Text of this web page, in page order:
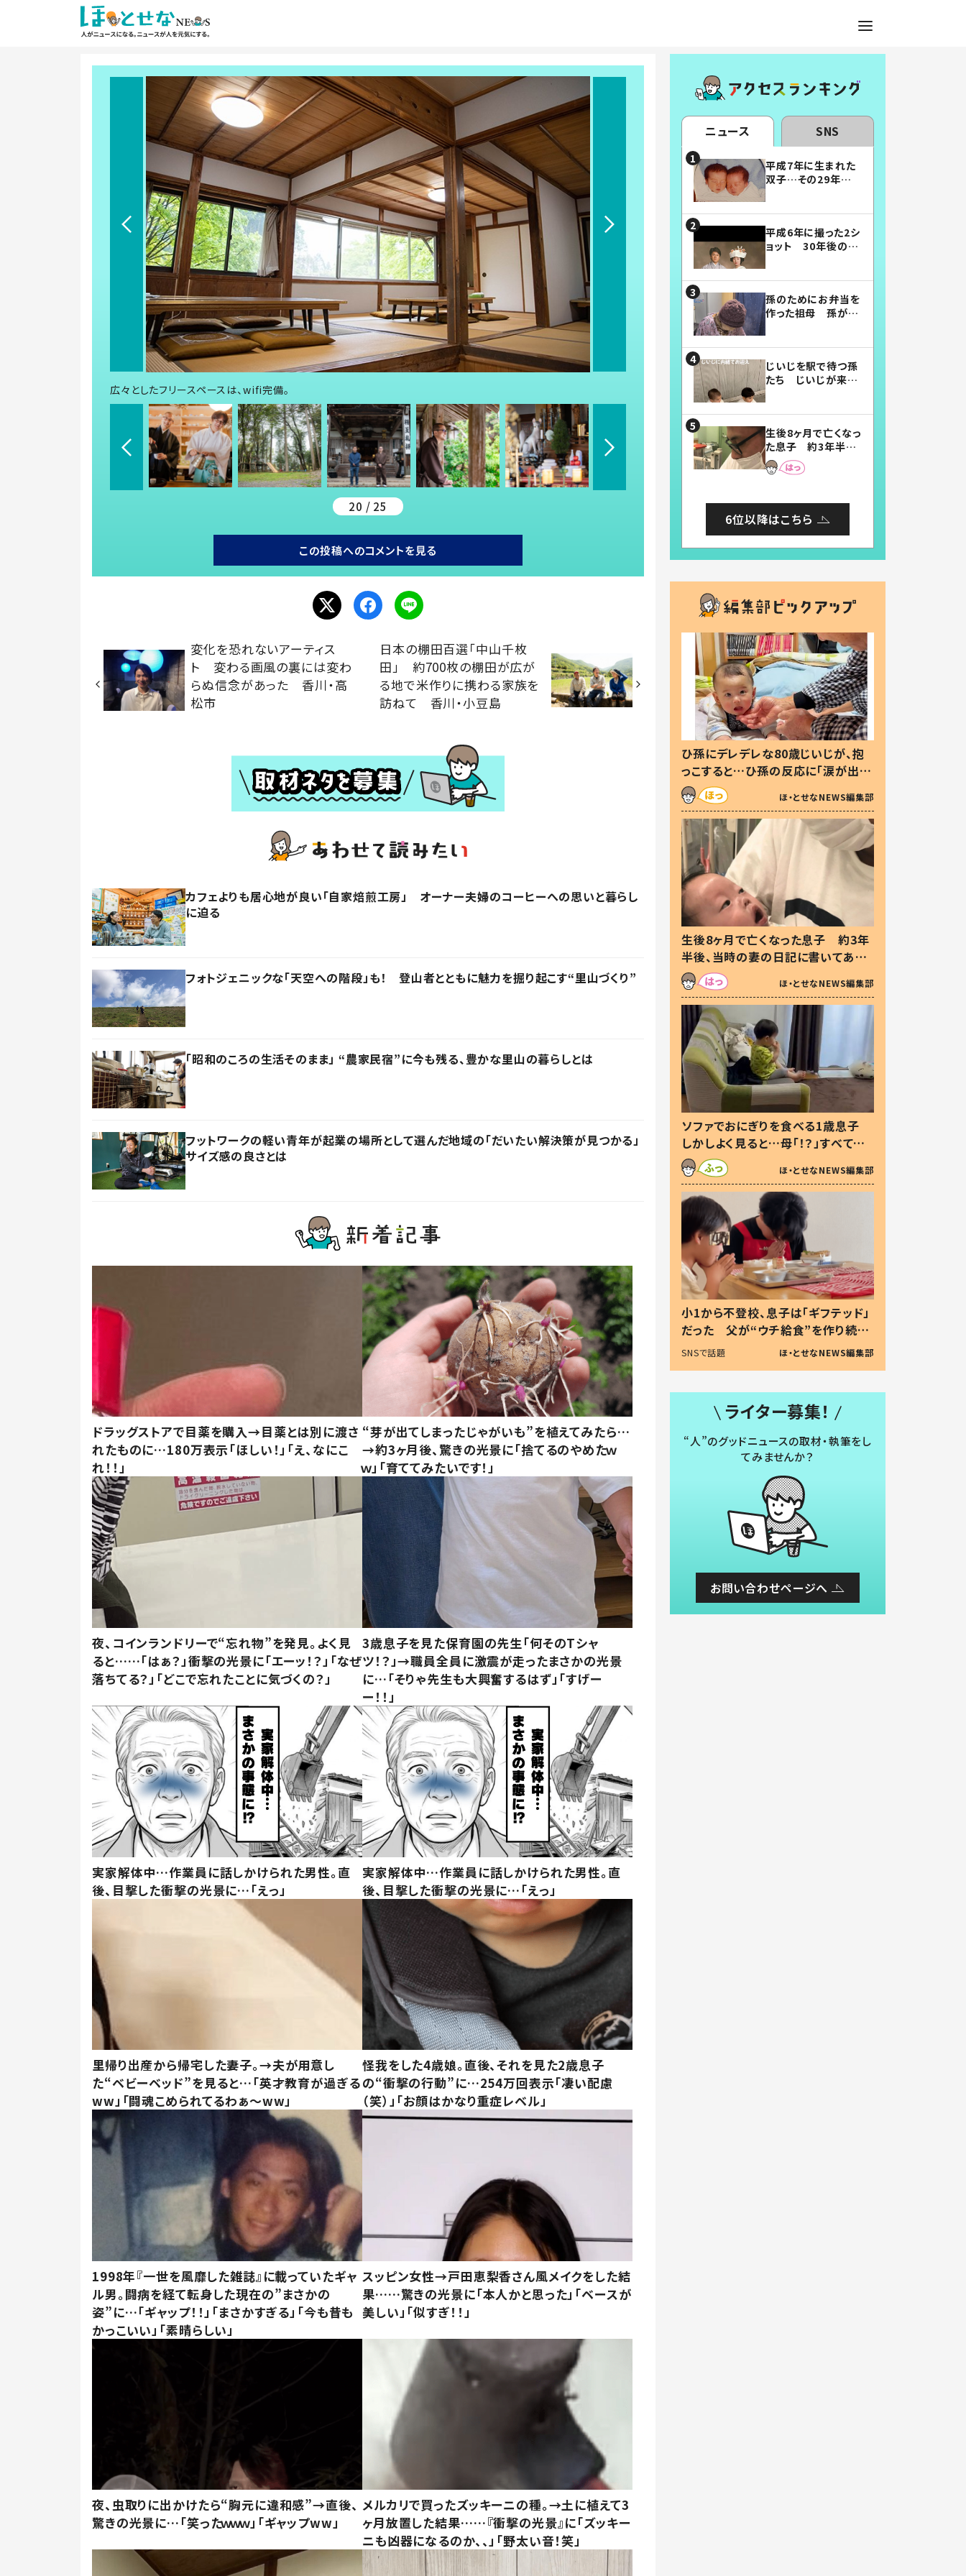
広々としたフリースペースは、wifi完備。
20 / 25
この投稿へのコメントを見る
変化を恐れないアーティス
ト 変わる画風の裏には変わ
らぬ信念があった 香川・高
松市
日本の棚田百選「中山千枚
田」 約700枚の棚田が広が
る地で米作りに携わる家族を
訪ねて 香川・小豆島
カフェよりも居心地が良い「自家焙煎工房」 オーナー夫婦のコーヒーへの思いと暮らし
に迫る
フォトジェニックな「天空への階段」も！ 登山者とともに魅力を掘り起こす“里山づくり”
「昭和のころの生活そのまま」 “農家民宿”に今も残る、豊かな里山の暮らしとは
フットワークの軽い青年が起業の場所として選んだ地域の「だいたい解決策が見つかる」
サイズ感の良さとは
ドラッグストアで目薬を購入→目薬とは別に渡さ
れたものに…180万表示「ほしい！」「え、なにこ
れ！！」
“芽が出てしまったじゃがいも”を植えてみたら…
→約3ヶ月後、驚きの光景に「捨てるのやめたｗ
ｗ」「育ててみたいです！」
夜、コインランドリーで“忘れ物”を発見。よく見
ると……「はぁ？」衝撃の光景に「エーッ！？」「なぜ
落ちてる？」「どこで忘れたことに気づくの？」
3歳息子を見た保育園の先生「何そのTシャ
ツ！？」→職員全員に激震が走ったまさかの光景
に…「そりゃ先生も大興奮するはず」「すげー
ー！！」
実家解体中…作業員に話しかけられた男性。直
後、目撃した衝撃の光景に…「えっ」
実家解体中…作業員に話しかけられた男性。直
後、目撃した衝撃の光景に…「えっ」
里帰り出産から帰宅した妻子。→夫が用意し
た“ベビーベッド”を見ると…「英才教育が過ぎる
ww」「闘魂こめられてるわぁ～ww」
怪我をした4歳娘。直後、それを見た2歳息子
の“衝撃の行動”に…254万回表示「凄い配慮
（笑）」「お顔はかなり重症レベル」
1998年『一世を風靡した雑誌』に載っていたギャ
ル男。闘病を経て転身した現在の”まさかの
姿”に…「ギャップ！！」「まさかすぎる」「今も昔も
かっこいい」「素晴らしい」
スッピン女性→戸田恵梨香さん風メイクをした結
果……驚きの光景に「本人かと思った」「ベースが
美しい」「似すぎ！！」
夜、虫取りに出かけたら“胸元に違和感”→直後、
驚きの光景に…「笑ったｗｗｗ」「ギャップww」
メルカリで買ったズッキーニの種。→土に植えて3
ヶ月放置した結果……『衝撃の光景』に「ズッキー
ニも凶器になるのか、、」「野太い音！笑」
ニュース SNS
平成7年に生まれた
双子…その29年後
平成6年に撮った2シ
ョット 30年後の姿
孫のためにお弁当を
作った祖母 孫が絶
じいじを駅で待つ孫
たち じいじが来た
まらない」「幸せにな
れる」
生後8ヶ月で亡くなっ
た息子 約3年半
後、当時の妻の日記
に書いてあった本音
6位以降はこちら
ひ孫にデレデレな80歳じいじが、抱
っこすると…ひ孫の反応に「涙が出ま
した」「可愛くて仕方ない」
ほ・とせなNEWS編集部
生後8ヶ月で亡くなった息子 約3年
半後、当時の妻の日記に書いてあっ
た本音とは
ほ・とせなNEWS編集部
ソファでおにぎりを食べる1歳息子
しかしよく見ると…母「！？」すべてを
察した母の投稿に「可愛いから許
す！」「現行犯〜」
ほ・とせなNEWS編集部
小1から不登校、息子は「ギフテッド」
だった 父が“ウチ給食”を作り続け
る理由とは #令和の親 #令和の子
SNSで話題 ほ・とせなNEWS編集部
ライター募集！
“人”のグッドニュースの取材・執筆をし
てみませんか？
お問い合わせページへ